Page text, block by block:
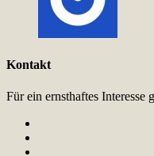
Kontakt
Für ein ernsthaftes